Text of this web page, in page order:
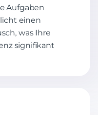
Aufgaben
einen
was Ihre
signifikant